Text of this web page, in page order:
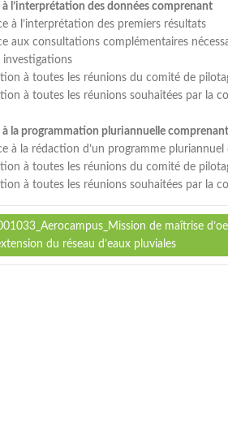
l’interprétation des données comprenant
à l’interprétation des premiers résultats
aux consultations complémentaires
investigations
à toutes les réunions du comité de
à toutes les réunions souhaitées par la
à la programmation pluriannuelle comprenant
à la rédaction d’un programme pluriannuel
à toutes les réunions du comité de
à toutes les réunions souhaitées par la
de maîtrise
du réseau d’eaux pluviales